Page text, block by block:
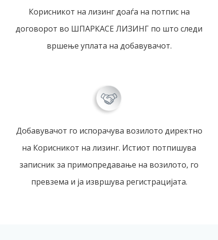
Корисникот на лизинг доаѓа на потпис на
договорот во ШПАРКАСЕ ЛИЗИНГ по што следи
вршење уплата на добавувачот.
Добавувачот го испорачува возилото директно
на Корисникот на лизинг. Истиот потпишува
записник за примопредавање на возилото, го
превзема и ја извршува регистрацијата.